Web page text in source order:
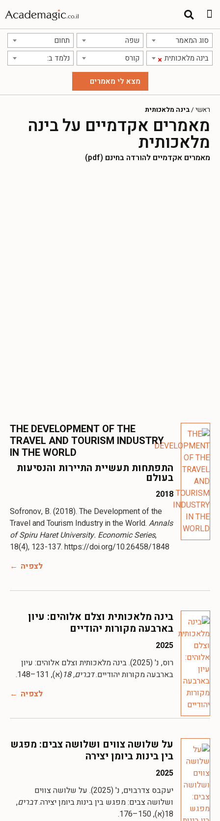
סוג המאמר שפה תחום
× בינה מלאכותית קורס נלמד ב:
ראשי /בינה מלאכותית
מאמרים אקדמיים על בינה
מלאכותית
מאמרים אקדמיים להורדה בחינם (pdf)
THE DEVELOPMENT OF THE
TRAVEL AND TOURISM INDUSTRY
IN THE WORLD
התפתחות תעשיית התיירות והנסיעות
בעולם
2018
Sofronov, B. (2018). The Development of the
Travel and Tourism Industry in the World. Annals
of Spiru Haret University. Economic Series,
18(4), 123-137. https://doi.org/10.26458/1848
לצפיה
בינה מלאכותית וצלם אלוהים: עיון
בארבעה מקורות יהודיים
2025
רוס, נ' (2025). בינה מלאכותית וצלם אלוהים: עיון
בארבעה מקורות יהודיים.דברים, 18
(א), 131–148.
לצפיה
על שלושה צווים ושלושה צבים: מפגש
בין בינות ביומן יצירה
2025
יעקבס צדרבוים, נ' (2025). על שלושה צווים
ושלושה צבים: מפגש בין בינות ביומן יצירה.דברים,
18(א), 150–176.